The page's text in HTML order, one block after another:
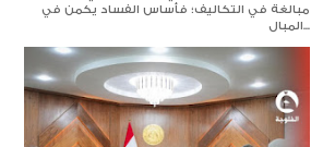
مبالغة في التكاليف؛ فأساس الفساد يكمن في
المبال...